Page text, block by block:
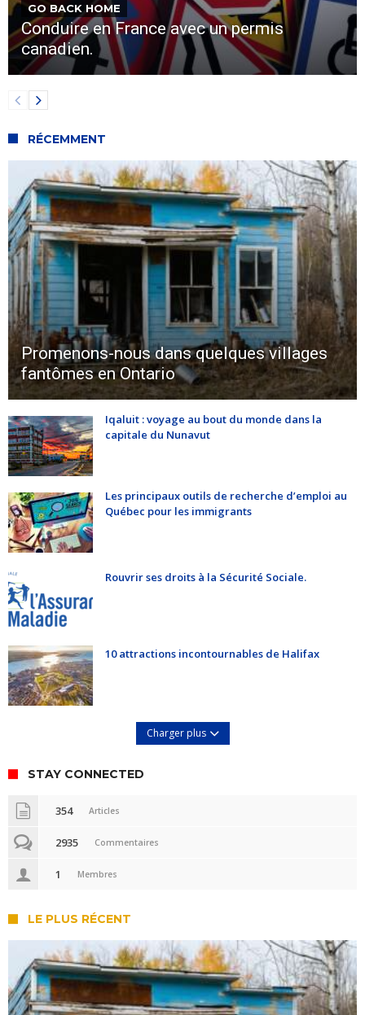
GO BACK HOME
Conduire en France avec un permis
canadien.
RÉCEMMENT
Promenons-nous dans quelques villages
fantômes en Ontario
Iqaluit : voyage au bout du monde dans la
capitale du Nunavut
Les principaux outils de recherche d’emploi au
Québec pour les immigrants
Rouvrir ses droits à la Sécurité Sociale.
10 attractions incontournables de Halifax
Charger plus
STAY CONNECTED
354 Articles
2935 Commentaires
1 Membres
LE PLUS RÉCENT